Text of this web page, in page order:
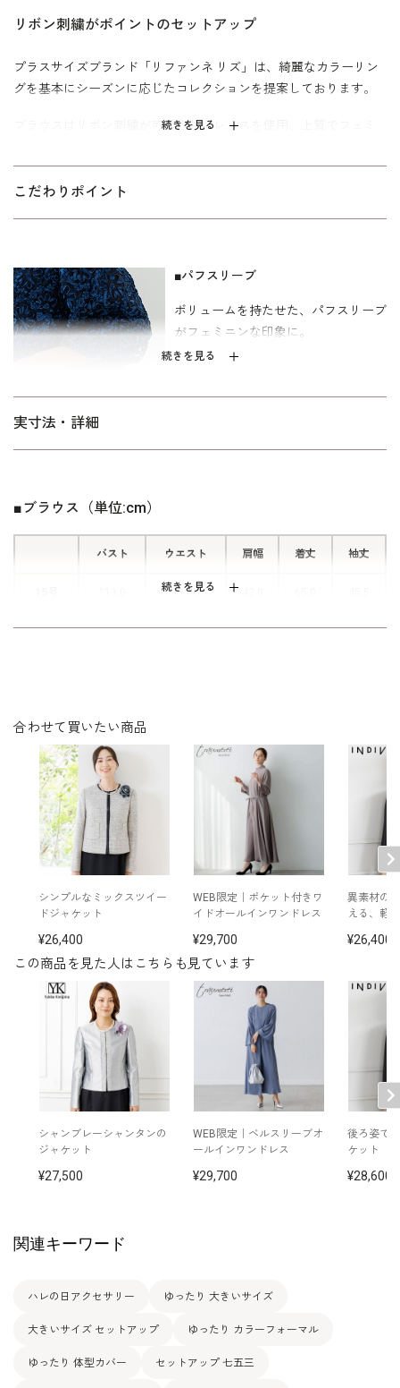
続きを見る
リボン刺繍がポイントのセットアップ
プラスサイズブランド「リファンネ リズ」は、綺麗なカラーリン
グを基本にシーズンに応じたコレクションを提案しております。
ブラウスはリボン刺繍が可愛らしいレースを使用、上質でフェミ
トです。
結婚式やお食事会などにおすすめ。ブラウス・パンツそれぞれ単
品でもコーディネートできます。 「ゆったり」に比べてウエスト
とヒップを中心にさらにゆとりを持たせたプラスサイズ。基準身
こだわりポイント
続きを見る
■パフスリーブ
ボリュームを持たせた、パフスリーブ
がフェミニンな印象に。
背面には、着脱がしやすいリボンファ
実寸法・詳細
続きを見る
■ブラウス（単位:cm）
バスト ウエスト 肩幅 着丈 袖丈
111.0
17号 118.0 116.0 43.0 65.5 45.5
素材
裏：ポリエステル100％
その他
洗濯方法：クリーニング
後ろファスナー（ファスナースライダー付き）
※モデル着用：
イヤリング /
ネックレス /
ブローチ /
5553735-91
※モデル：身長171cm 15号着用
■パンツ（単位:cm）
ウエスト 着丈
82.0 97.0
86.0 121.5 97.5 22.0
洗濯方法：自宅でお洗濯可
吊りテープ付き
この商品を見た人はこちらも見ています
シャンブレーシャンタンの
ジャケット
27,500
WEB限定｜ベルスリーブオ
ールインワンドレス
29,700
後ろ姿で
ケット
28,600
合わせて買いたい商品
シンプルなミックスツイー
ドジャケット
26,400
WEB限定｜ポケット付きワ
イドオールインワンドレス
29,700
異素材の
える、軽
26,400
関連キーワード
ハレの日アクセサリー ゆったり 大きいサイズ
大きいサイズ セットアップ ゆったり カラーフォーマル
ゆったり 体型カバー セットアップ 七五三